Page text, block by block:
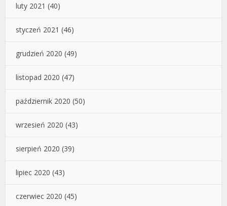
luty 2021 (40)
styczeń 2021 (46)
grudzień 2020 (49)
listopad 2020 (47)
październik 2020 (50)
wrzesień 2020 (43)
sierpień 2020 (39)
lipiec 2020 (43)
czerwiec 2020 (45)